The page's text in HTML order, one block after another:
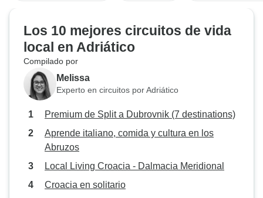
Los 10 mejores circuitos de vida
local en Adriático
Compilado por
Melissa
Experto en circuitos por Adriático
Premium de Split a Dubrovnik (7 destinations)
Aprende italiano, comida y cultura en los
Abruzos
Local Living Croacia - Dalmacia Meridional
Croacia en solitario